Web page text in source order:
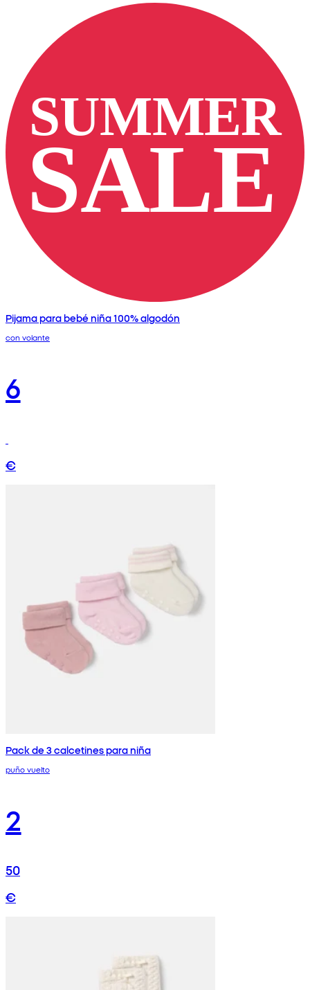
Pijama para bebé niña 100% algodón
con volante
6
€
Pack de 3 calcetines para niña
puño vuelto
2
50
€